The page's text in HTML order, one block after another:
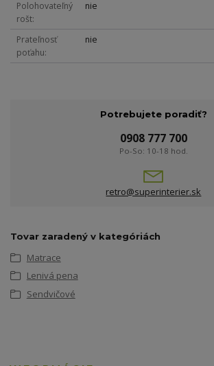
Polohovateľný
rošt
nie
Prateľnosť
poťahu
nie
Potrebujete poradiť?
0908 777 700
Po-So: 10-18 hod.
retro@superinterier.sk
Tovar zaradený v kategóriách
Matrace
Lenivá pena
Sendvičové